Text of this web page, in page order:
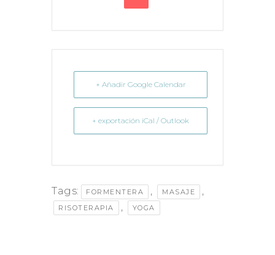
+ Añadir Google Calendar
+ exportación iCal / Outlook
Tags: FORMENTERA , MASAJE ,
RISOTERAPIA , YOGA